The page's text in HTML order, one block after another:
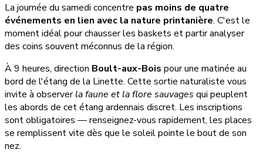
La journée du samedi concentre pas moins de quatre
événements en lien avec la nature printanière. C'est le
moment idéal pour chausser les baskets et partir analyser
des coins souvent méconnus de la région.
À 9 heures, direction Boult-aux-Bois pour une matinée au
bord de l'étang de la Linette. Cette sortie naturaliste vous
invite à observerla faune et la flore sauvages qui peuplent
les abords de cet étang ardennais discret. Les inscriptions
sont obligatoires — renseignez-vous rapidement, les places
se remplissent vite dès que le soleil pointe le bout de son
nez.